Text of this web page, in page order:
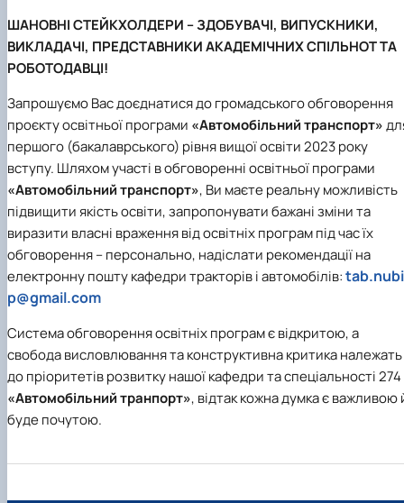
ШАНОВНІ СТЕЙКХОЛДЕРИ – ЗДОБУВАЧІ, ВИПУСКНИКИ,
ВИКЛАДАЧІ, ПРЕДСТАВНИКИ АКАДЕМІЧНИХ СПІЛЬНОТ ТА
РОБОТОДАВЦІ!
Запрошуємо Вас доєднатися до громадського обговорення
проєкту освітньої програми «Автомобільний транспорт»
першого (бакалаврського) рівня вищої освіти 2023 року
вступу. Шляхом участі в обговоренні освітньої програми
«Автомобільний транспорт», Ви маєте реальну можливість
підвищити якість освіти, запропонувати бажані зміни та
виразити власні враження від освітніх програм під час їх
обговорення – персонально, надіслати рекомендації на
електронну пошту кафедри тракторів і автомобілів:tab.nubi
p@gmail.com
Система обговорення освітніх програм є відкритою, а
свобода висловлювання та конструктивна критика належать
до пріоритетів розвитку нашої кафедри та спеціальності 274
«Автомобільний транпорт», відтак кожна думка є важливою
буде почутою.